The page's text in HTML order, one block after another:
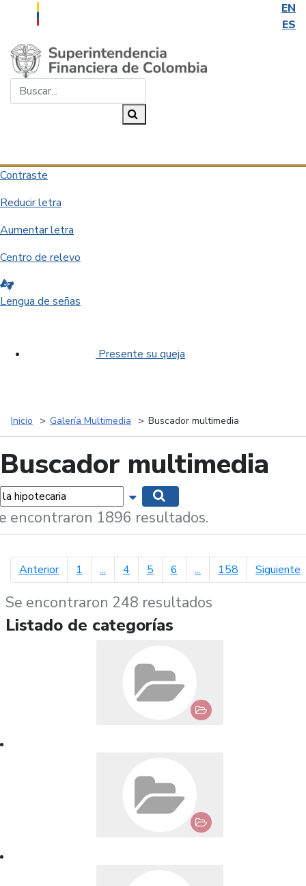
EN
ES
Saltar al contenido principal
Contraste
Reducir letra
Aumentar letra
Centro de relevo
Lengua de señas
Presente su queja
Inicio Galería Multimedia Buscador multimedia
Buscador multimedia
Mostrar opciones de búsqueda
encontraron 1896 resultados.
Anteriorpágina anterior
1 ... 4 5 6 ... 158 Siguiente
Se encontraron 248 resultados
Listado de categorías